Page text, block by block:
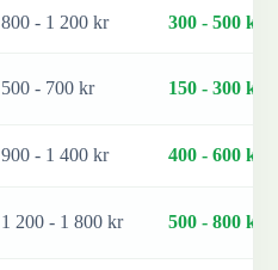
800 - 1 200 kr 300 - 500 kr
500 - 700 kr 150 - 300 kr
900 - 1 400 kr 400 - 600 kr
1 200 - 1 800 kr 500 - 800 kr